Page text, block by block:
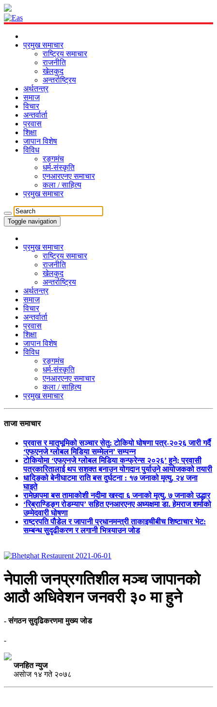
प्रमुख समाचार
राष्ट्रिय समाचार
राजनीति
खेलकुद
अन्तर्राष्ट्रिय
अर्थतन्त्र
समाज
विचार
अन्तर्वार्ता
प्रवास
शिक्षा
जापान विशेष
विविध
रङ्गमंच
धर्म-संस्कृति
एनआरएनए समाचार
कला / साहित्य
प्रमुख समाचार
Toggle navigation
प्रमुख समाचार
राष्ट्रिय समाचार
राजनीति
खेलकुद
अन्तर्राष्ट्रिय
अर्थतन्त्र
समाज
विचार
अन्तर्वार्ता
प्रवास
शिक्षा
जापान विशेष
विविध
रङ्गमंच
धर्म-संस्कृति
एनआरएनए समाचार
कला / साहित्य
प्रमुख समाचार
ताजा समाचार
प्रवास र मातृभूमिको सञ्चार सेतु: टोकियो घोषणा पत्र-२०२६ जारी गर्दै
‘एफएनजे ग्लोबल मिडिया सम्मेलन’ सम्पन्न
टोकियोमा ‘एफएनजे ग्लोबल मिडिया कन्फ्रेन्स २०२६’ हुने; प्रवासी
पत्रकारितालाई थप सशक्त बनाउन योगदान पुर्याउने आयोजकको तयारी
धादिङको बेनीघाटमा राति बस दुर्घटना : १७ जनाको मृत्यु, २४ जना
घाइते
रामेछापमा बस तामाकोशी नदीमा खस्दा ६ जनाको मृत्यु, ७ जनाको उद्धार
‘रिब्राण्डिङ्ग रोडम्याप’ सहित एनआरएनए अध्यक्षमा डा. हेमराज शर्माको
उम्मेदवारी घोषणा
राष्ट्रपति पौडेल र जापानी प्रधानमन्त्री ताकाइचीबीच शिष्टाचार भेट:
सम्बन्ध सुदृढीकरण र लगानी भित्र्याउन जोड
नेपाली जनप्रगतिशील मञ्च जापानको
आठौ अधिवेशन जनवरी ३० मा हुने
- संगठन सुदृढिकरणमा मुख्य जोड
-
जनहित न्युज
असाेज १४ गते २०७८